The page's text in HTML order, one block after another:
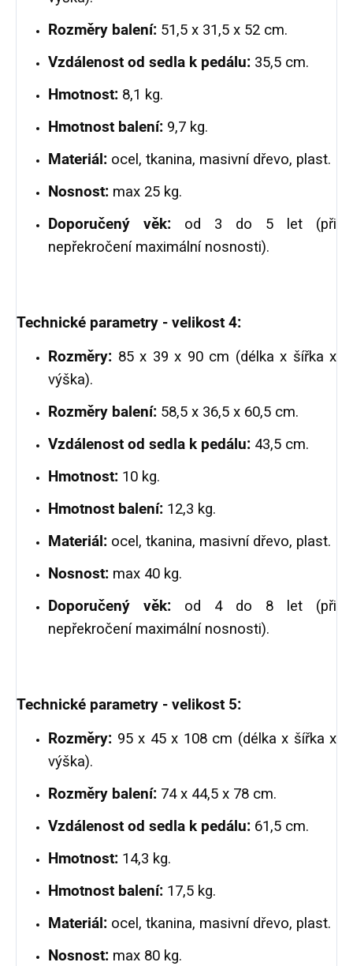
Rozměry balení: 51,5 x 31,5 x 52 cm.
Vzdálenost od sedla k pedálu: 35,5 cm.
Hmotnost: 8,1 kg.
Hmotnost balení: 9,7 kg.
Materiál: ocel, tkanina, masivní dřevo, plast.
Nosnost: max 25 kg.
Doporučený věk: od 3 do 5 let (při
nepřekročení maximální nosnosti).
Technické parametry - velikost 4:
Rozměry: 85 x 39 x 90 cm (délka x šířka x
výška).
Rozměry balení: 58,5 x 36,5 x 60,5 cm.
Vzdálenost od sedla k pedálu: 43,5 cm.
Hmotnost: 10 kg.
Hmotnost balení: 12,3 kg.
Materiál: ocel, tkanina, masivní dřevo, plast.
Nosnost: max 40 kg.
Doporučený věk: od 4 do 8 let (při
nepřekročení maximální nosnosti).
Technické parametry - velikost 5:
Rozměry: 95 x 45 x 108 cm (délka x šířka x
výška).
Rozměry balení: 74 x 44,5 x 78 cm.
Vzdálenost od sedla k pedálu: 61,5 cm.
Hmotnost: 14,3 kg.
Hmotnost balení: 17,5 kg.
Materiál: ocel, tkanina, masivní dřevo, plast.
Nosnost: max 80 kg.